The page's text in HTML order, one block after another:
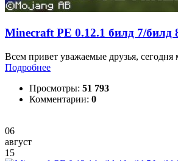
Minecraft PE 0.12.1 билд 7/билд
Всем привет уважаемые друзья,
Подробнее
Просмотры: 51 793
Комментарии: 0
06
август
15